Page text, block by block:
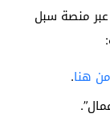
منصة سبل
من هنا.